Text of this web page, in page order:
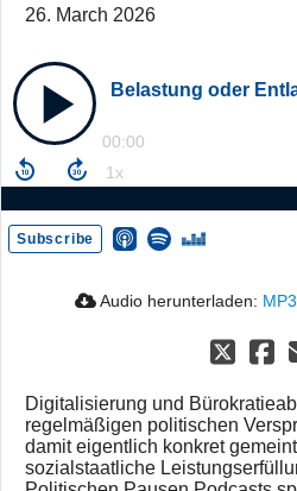
26. March 2026
00:00
Subscribe
Audio herunterladen: MP3
Digitalisierung und
regelmäßigen politischen
damit eigentlich konkret
sozialstaatliche